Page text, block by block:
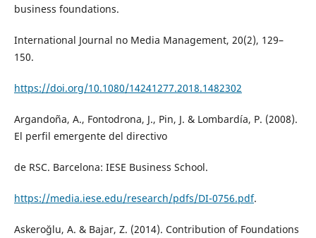
business foundations.
International Journal no Media Management, 20(2), 129–
150.
https://doi.org/10.1080/14241277.2018.1482302
Argandoña, A., Fontodrona, J., Pin, J. & Lombardía, P. (2008).
El perfil emergente del directivo
de RSC. Barcelona: IESE Business School.
https://media.iese.edu/research/pdfs/DI-0756.pdf.
Askeroğlu, A. & Bajar, Z. (2014). Contribution of Foundations